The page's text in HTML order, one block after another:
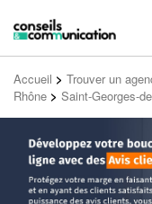
Accueil > Trouver un
Rhône > Saint-Georges-